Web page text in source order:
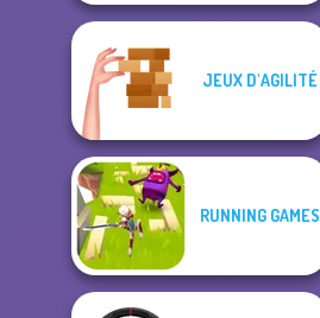
JEUX D'AGILITÉ
RUNNING GAMES